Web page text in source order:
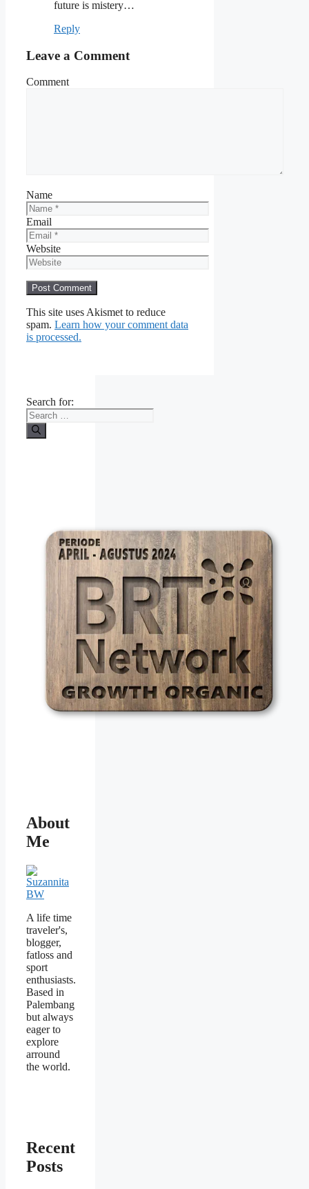
future is mistery…
Reply
Leave a Comment
Comment
Name
Email
Website
This site uses Akismet to reduce
spam. Learn how your comment data
is processed.
Search for:
About
Me
A life time
traveler's,
blogger,
fatloss and
sport
enthusiasts.
Based in
Palembang
but always
eager to
explore
arround
the world.
Recent
Posts